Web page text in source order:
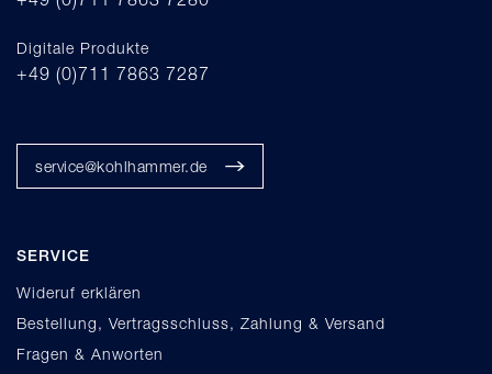
Digitale Produkte
+49 (0)711 7863 7287
service@kohlhammer.de
SERVICE
Wideruf erklären
Bestellung, Vertragsschluss, Zahlung & Versand
Fragen & Anworten